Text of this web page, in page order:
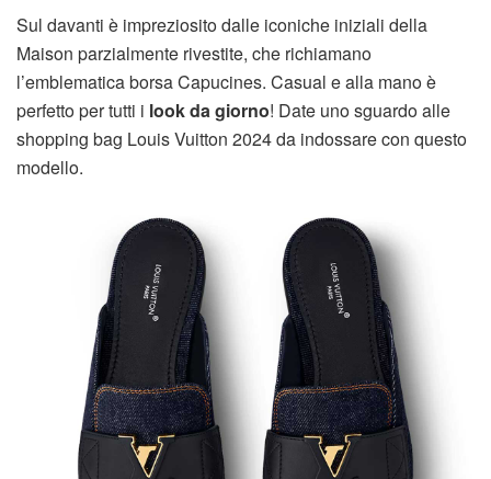
Sul davanti è impreziosito dalle iconiche iniziali della
Maison parzialmente rivestite, che richiamano
l’emblematica borsa Capucines. Casual e alla mano è
perfetto per tutti i look da giorno! Date uno sguardo alle
shopping bag Louis Vuitton 2024 da indossare con questo
modello.